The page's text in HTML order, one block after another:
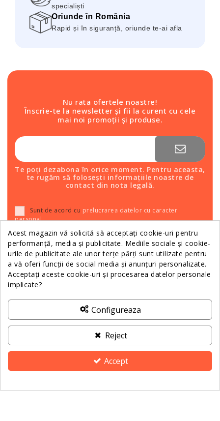
specialiști
Oriunde în România
Rapid și în siguranță, oriunde te-ai afla
Nu rata ofertele noastre!
Înscrie-te la newsletter și fii la curent cu cele
mai noi promoții și produse.
Te poți dezabona în orice moment. Pentru aceasta,
te rugăm să folosești informațiile noastre de
contact din nota legală.
Sunt de acord cu prelucrarea datelor cu caracter
personal.
Relații Clienții
Informații
Contactează-ne
ANPC
Acest magazin vă solicită să acceptați cookie-uri pentru
performanță, media și publicitate. Mediile sociale și cookie-
urile de publicitate ale unor terțe părți sunt utilizate pentru
a vă oferi funcții de social media și anunțuri personalizate.
Acceptați aceste cookie-uri și procesarea datelor personale
implicate?
Configureaza
Reject
Accept